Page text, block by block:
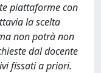
piattaforme con
la scelta
non potrà non
dal docente
fissati a priori.